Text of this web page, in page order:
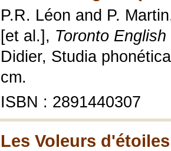
P.R. Léon and P.
[et al.], Toronto
Didier, Studia
cm.
ISBN : 2891440307
Les Voleurs